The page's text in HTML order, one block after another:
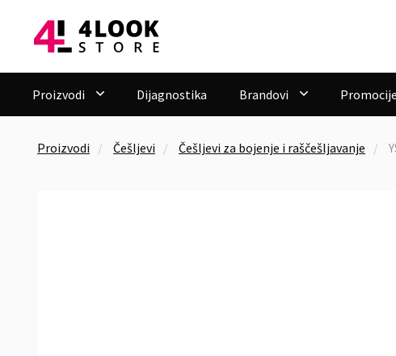
Proizvodi  Dijagnostika Brandovi  Promocije
Proizvodi Češljevi Češljevi za bojenje i raščešljavanje